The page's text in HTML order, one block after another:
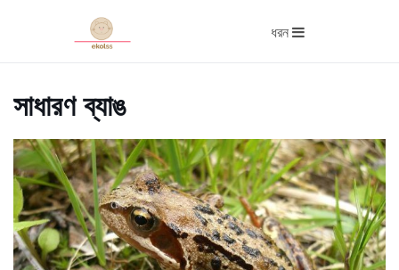
ধরন
সাধারণ ব্যাঙ